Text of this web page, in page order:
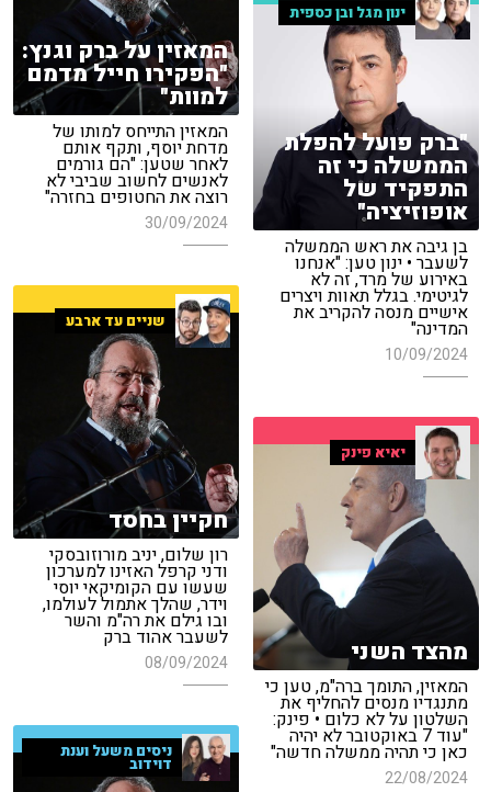
המאזין על ברק וגנץ:
"הפקירו חייל מדמם
למוות"
המאזין התייחס למותו של
מדחת יוסף, ותקף אותם
לאחר שטען: "הם גורמים
לאנשים לחשוב שביבי לא
רוצה את החטופים בחזרה"
30/09/2024
ינון מגל ובן כספית
"ברק פועל להפלת
הממשלה כי זה
התפקיד של
אופוזיציה"
בן גיבה את ראש הממשלה
לשעבר • ינון טען: "אנחנו
באירוע של מרד, זה לא
לגיטימי. בגלל תאוות ויצרים
אישיים מנסה להקריב את
המדינה"
10/09/2024
שניים עד ארבע
חקיין בחסד
רון שלום, יניב מורוזובסקי
ודני קרפל האזינו למערכון
שעשו עם הקומיקאי יוסי
וידר, שהלך אתמול לעולמו,
ובו גילם את רה"מ והשר
לשעבר אהוד ברק
08/09/2024
יאיא פינק
מהצד השני
המאזין, התומך ברה"מ, טען כי
מתנגדיו מנסים להחליף את
השלטון על לא כלום • פינק:
"עוד 7 באוקטובר לא יהיה
כאן כי תהיה ממשלה חדשה"
22/08/2024
ניסים משעל וענת
דוידוב